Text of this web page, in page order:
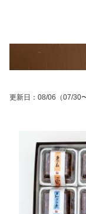
更新日 ： 08/06 （07/30